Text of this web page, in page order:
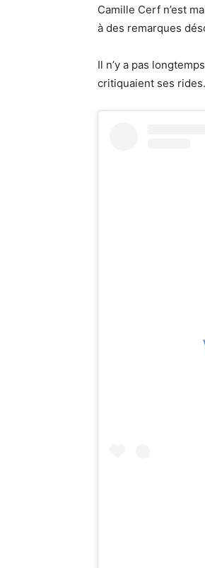
Camille Cerf n’est
à des remarques
Il n’y a pas
critiquaient ses rides.